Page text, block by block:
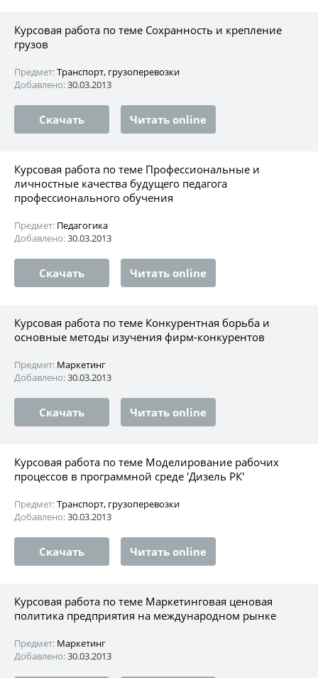
Курсовая работа по теме Сохранность и крепление
грузов
Предмет:Транспорт, грузоперевозки
Добавлено:30.03.2013
Скачать Читать online
Курсовая работа по теме Профессиональные и
личностные качества будущего педагога
профессионального обучения
Предмет: Педагогика
Добавлено:30.03.2013
Скачать Читать online
Курсовая работа по теме Конкурентная борьба и
основные методы изучения фирм-конкурентов
Предмет: Маркетинг
Добавлено:30.03.2013
Скачать Читать online
Курсовая работа по теме Моделирование рабочих
процессов в программной среде 'Дизель РК'
Предмет:Транспорт, грузоперевозки
Добавлено:30.03.2013
Скачать Читать online
Курсовая работа по теме Маркетинговая ценовая
политика предприятия на международном рынке
Предмет: Маркетинг
Добавлено:30.03.2013